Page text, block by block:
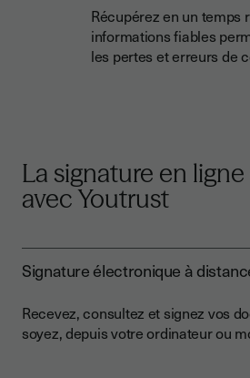
Récupérez en un temps
informations fiables
les pertes et erreurs de
La signature en
avec Youtrust
Signature électronique à
Recevez, consultez et signez vos
soyez, depuis votre ordinateur ou